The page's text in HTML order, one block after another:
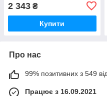
2 343 ₴
Купити
Про нас
99% позитивних з 549
Працює з 16.09.2021